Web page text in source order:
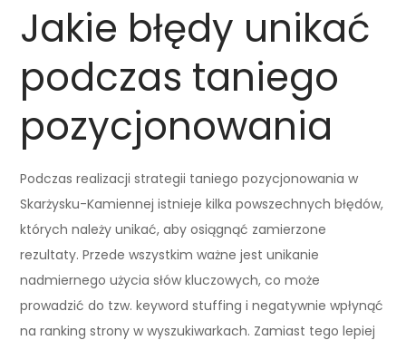
Jakie błędy unikać
podczas taniego
pozycjonowania
Podczas realizacji strategii taniego pozycjonowania w
Skarżysku-Kamiennej istnieje kilka powszechnych błędów,
których należy unikać, aby osiągnąć zamierzone
rezultaty. Przede wszystkim ważne jest unikanie
nadmiernego użycia słów kluczowych, co może
prowadzić do tzw. keyword stuffing i negatywnie wpłynąć
na ranking strony w wyszukiwarkach. Zamiast tego lepiej